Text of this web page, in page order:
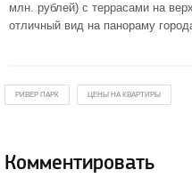
млн. рублей) с террасами на
отличный вид на панораму
РИВЕР ПАРК ЦЕНЫ НА КВАРТИРЫ
Комментировать